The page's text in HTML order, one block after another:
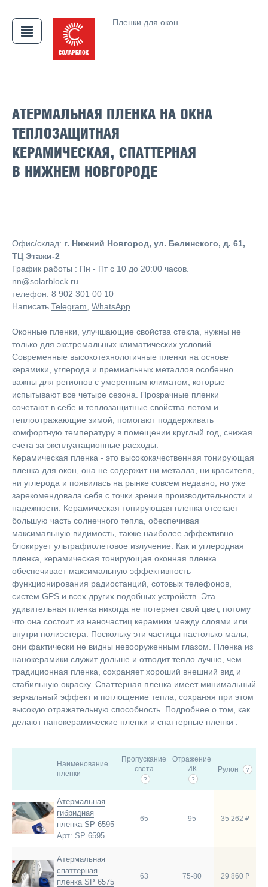
Пленки для окон
АТЕРМАЛЬНАЯ ПЛЕНКА НА ОКНА
ТЕПЛОЗАЩИТНАЯ
КЕРАМИЧЕСКАЯ, СПАТТЕРНАЯ
В НИЖНЕМ НОВГОРОДЕ
Офис/склад: г. Нижний Новгород, ул. Белинского, д. 61,
ТЦ Этажи-2
График работы : Пн - Пт с 10 до 20:00 часов.
nn@solarblock.ru
телефон: 8 902 301 00 10
Написать Telegram WhatsApp
Оконные пленки, улучшающие свойства стекла, нужны не
только для экстремальных климатических условий.
Современные высокотехнологичные пленки на основе
керамики, углерода и премиальных металлов особенно
важны для регионов с умеренным климатом, которые
испытывают все четыре сезона. Прозрачные пленки
сочетают в себе и теплозащитные свойства летом и
теплоотражающие зимой, помогают поддерживать
комфортную температуру в помещении круглый год, снижая
счета за эксплуатационные расходы.
Керамическая пленка - это высококачественная тонирующая
пленка для окон, она не содержит ни металла, ни красителя,
ни углерода и появилась на рынке совсем недавно, но уже
зарекомендовала себя с точки зрения производительности и
надежности. Керамическая тонирующая пленка отсекает
большую часть солнечного тепла, обеспечивая
максимальную видимость, также наиболее эффективно
блокирует ультрафиолетовое излучение. Как и углеродная
пленка, керамическая тонирующая оконная пленка
обеспечивает максимальную эффективность
функционирования радиостанций, сотовых телефонов,
систем GPS и всех других подобных устройств. Эта
удивительная пленка никогда не потеряет свой цвет, потому
что она состоит из наночастиц керамики между слоями или
внутри полиэстера. Поскольку эти частицы настолько малы,
они фактически не видны невооруженным глазом. Пленка из
нанокерамики служит дольше и отводит тепло лучше, чем
традиционная пленка, сохраняет хороший внешний вид и
стабильную окраску. Спаттерная пленка имеет минимальный
зеркальный эффект и поглощение тепла, сохраняя при этом
высокую отражательную способность. Подробнее о том, как
делают нанокерамические пленки и спаттерные пленки
Наименование
пленки
Пропускание
света
?
Отражение
ИК
?
Рулон ?
Атермальная
гибридная
пленка SP 6595
Арт: SP 6595
65 95 35 262 ₽
Атермальная
спаттерная
пленка SP 6575
63 75-80 29 860 ₽